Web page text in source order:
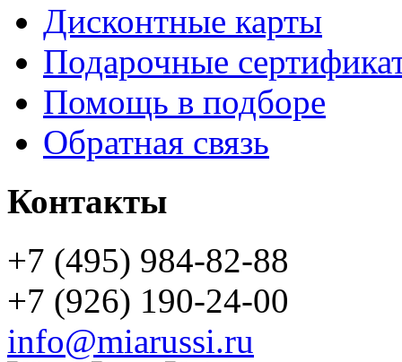
Дисконтные карты
Подарочные
Помощь в подборе
Обратная связь
Контакты
+7 (495) 984-82-88
+7 (926) 190-24-00
info@miarussi.ru